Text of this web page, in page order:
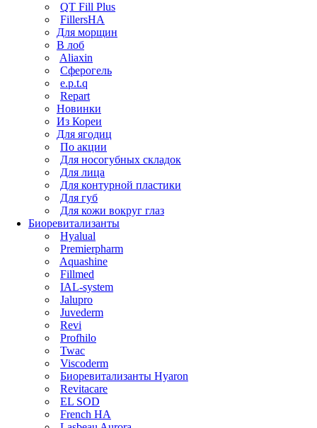
QT Fill Plus
FillersHA
Для морщин
В лоб
Aliaxin
Сферогель
e.p.t.q
Repart
Новинки
Из Кореи
Для ягодиц
По акции
Для носогубных складок
Для лица
Для контурной пластики
Для губ
Для кожи вокруг глаз
Биоревитализанты
Hyalual
Premierpharm
Aquashine
Fillmed
IAL-system
Jalupro
Juvederm
Revi
Profhilo
Twac
Viscoderm
Биоревитализанты Hyaron
Revitacare
EL SOD
French HA